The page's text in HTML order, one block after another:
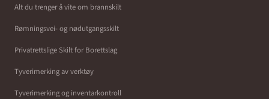
Alt du trenger å vite om brannskilt
Rømningsvei- og nødutgangsskilt
Privatrettslige Skilt for Borettslag
Tyverimerking av verktøy
Tyverimerking og inventarkontroll